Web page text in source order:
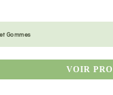
Gommes
VOIR